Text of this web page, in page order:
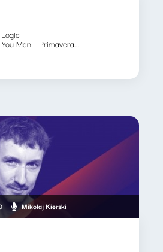
Man - Primavera...
Mikołaj Kierski